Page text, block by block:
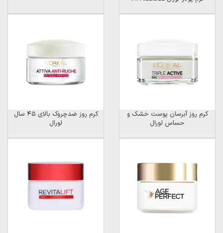
کرم روز آبرسان پوست خشک و
حساس لورال
کرم روز ضدچروک بالای ۴۵ سال
لورال